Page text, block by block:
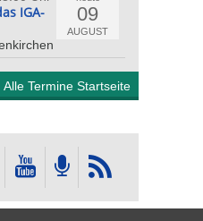
09
AUGUST
IGA-
Alle Termine Startseite